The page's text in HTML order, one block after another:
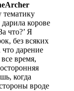
тематику
корове
что?’ Я
без всяких
дарение
время,
когда
вроде